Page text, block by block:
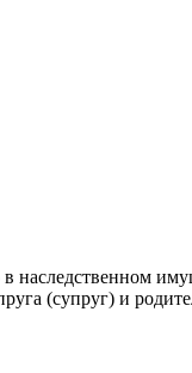
(супруг) и